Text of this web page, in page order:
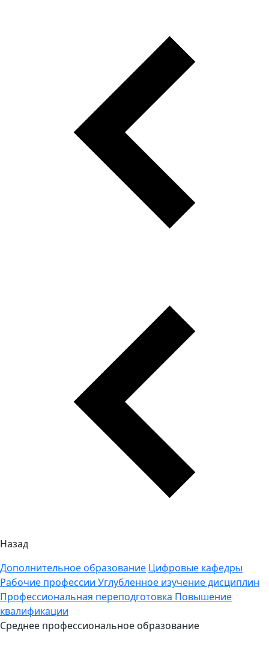
Назад
Дополнительное образование Цифровые кафедры
Рабочие профессии Углубленное изучение дисциплин
Профессиональная переподготовка Повышение
квалификации
Среднее профессиональное образование